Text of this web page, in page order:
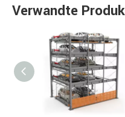
Verwandte